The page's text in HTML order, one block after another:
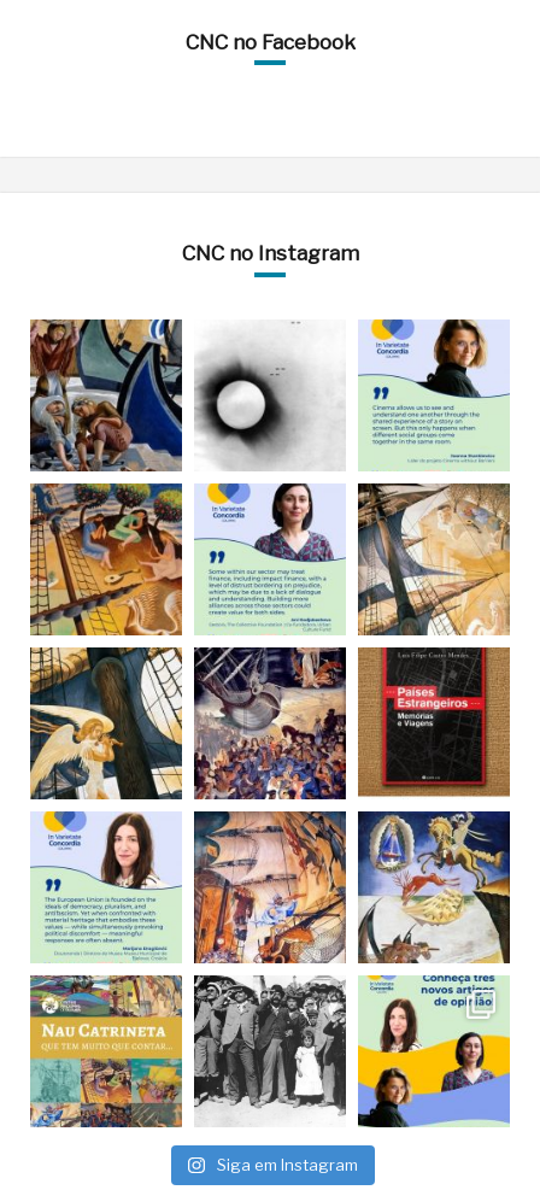
CNC no Facebook
CNC no Instagram
Siga em Instagram